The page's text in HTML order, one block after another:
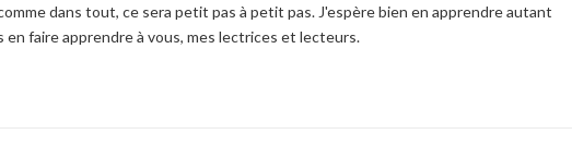
dans tout, ce sera petit pas à petit pas. J'espère bien en apprendre autant
en faire apprendre à vous, mes lectrices et lecteurs.